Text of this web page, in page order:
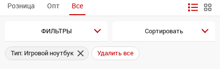
Розница Опт Все
ФИЛЬТРЫ Сортировать
Тип: Игровой ноутбук Удалить все